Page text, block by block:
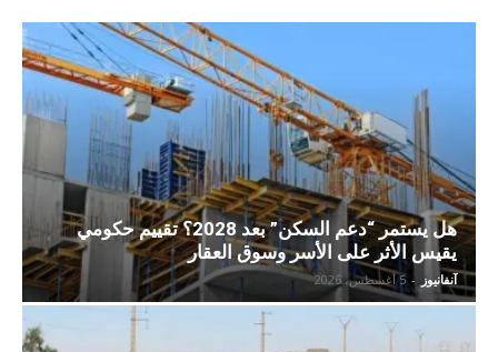
هل يستمر “دعم السكن” بعد 2028؟ تقييم حكومي
يقيس الأثر على الأسر وسوق العقار
آنفانيوز - 5 أغسطس، 2026